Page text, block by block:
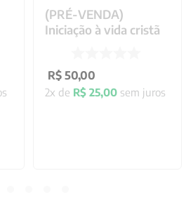
(PRÉ-VENDA)
Iniciação à vida cristã
R$ 50,00
2x de R$ 25,00 sem juros